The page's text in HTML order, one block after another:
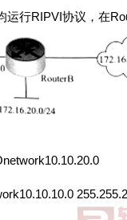
运行RIPVI协议，在